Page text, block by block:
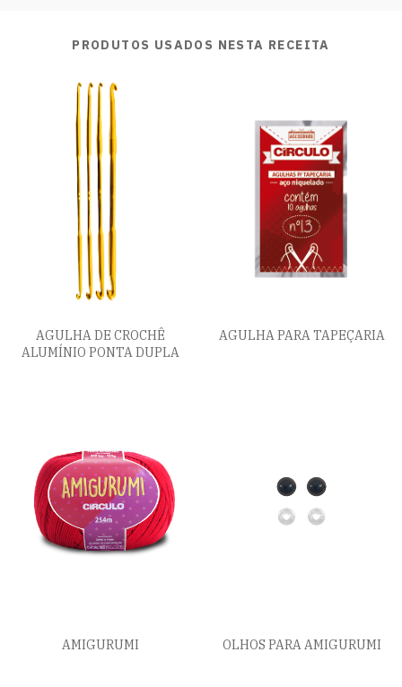
PRODUTOS USADOS NESTA RECEITA
AGULHA DE CROCHÊ
ALUMÍNIO PONTA DUPLA
AGULHA PARA TAPEÇARIA
AMIGURUMI OLHOS PARA AMIGURUMI